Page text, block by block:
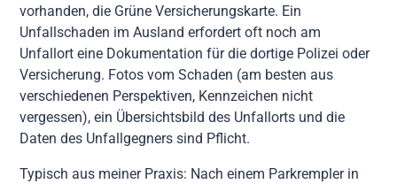
vorhanden, die Grüne Versicherungskarte. Ein
Unfallschaden im Ausland erfordert oft noch am
Unfallort eine Dokumentation für die dortige Polizei oder
Versicherung. Fotos vom Schaden (am besten aus
verschiedenen Perspektiven, Kennzeichen nicht
vergessen), ein Übersichtsbild des Unfallorts und die
Daten des Unfallgegners sind Pflicht.
Typisch aus meiner Praxis: Nach einem Parkrempler in